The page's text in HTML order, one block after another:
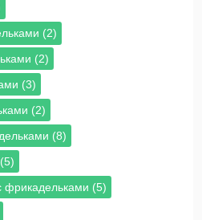
(2)
(2)
(3)
(2)
(8)
фрикадельками (5)